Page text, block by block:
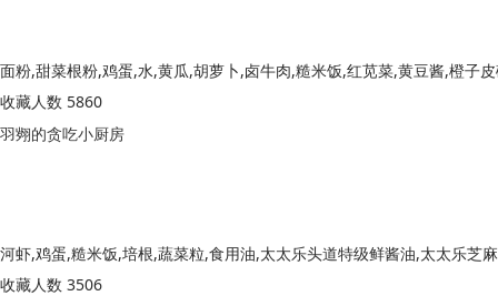
面粉,甜菜根粉,鸡蛋,水,黄瓜,胡萝卜,卤牛肉,糙米饭,红苋菜,黄豆酱,橙子
收藏人数 5860
羽翙的贪吃小厨房
河虾,鸡蛋,糙米饭,培根,蔬菜粒,食用油,太太乐头道特级鲜酱油,太太乐芝
收藏人数 3506